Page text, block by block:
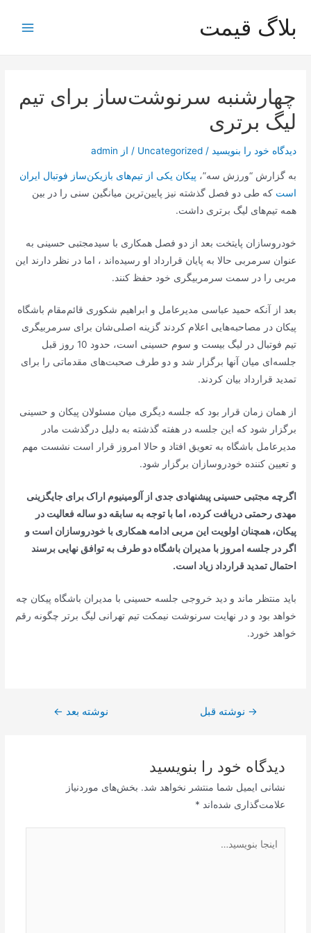
محتوا
بلاگ قیمت
چهارشنبه سرنوشت‌ساز برای تیم
لیگ برتری
دیدگاه‌ خود را بنویسید /
Uncategorized / از admin
به گزارش “ورزش سه”، پیکان یکی از تیم‌های بازیکن‌ساز فوتبال ایران
است که طی دو فصل گذشته نیز پایین‌ترین میانگین سنی را در بین
همه‌ تیم‌های لیگ برتری داشت.
خودروسازان پایتخت بعد از دو فصل همکاری با سیدمجتبی حسینی به
عنوان سرمربی حالا به پایان قرارداد او رسیده‌اند ، اما در نظر دارند این
مربی را در سمت سرمربیگری خود حفظ کنند.
بعد از آنکه حمید عباسی مدیرعامل و ابراهیم شکوری قائم‌مقام باشگاه
پیکان در مصاحبه‌هایی اعلام کردند گزینه اصلی‌شان برای سرمربیگری
تیم فوتبال در لیگ بیست و سوم حسینی است، حدود 10 روز قبل
جلسه‌ای میان آنها برگزار شد و دو طرف صحبت‌های مقدماتی را برای
تمدید قرارداد بیان کردند.
از همان زمان قرار بود که جلسه دیگری میان مسئولان پیکان و حسینی
برگزار شود که این جلسه در هفته گذشته به دلیل درگذشت مادر
مدیرعامل باشگاه به تعویق افتاد و حالا امروز قرار است نشست مهم
و تعیین کننده خودروسازان برگزار شود.
اگرچه مجتبی حسینی پیشنهادی جدی از آلومینیوم اراک برای جایگزینی
مهدی رحمتی دریافت کرده، اما با توجه به سابقه دو ساله فعالیت در
پیکان، همچنان اولویت این مربی ادامه همکاری با خودروسازان است و
اگر در جلسه امروز با مدیران باشگاه دو طرف به توافق نهایی برسند
احتمال تمدید قرارداد زیاد است.
باید منتظر ماند و دید خروجی جلسه حسینی با مدیران باشگاه پیکان چه
خواهد بود و در نهایت سرنوشت نیمکت تیم تهرانی لیگ برتر چگونه رقم
خواهد خورد.
راهبری
→ نوشته قبل نوشته بعد ←
دیدگاه‌ خود را بنویسید
نشانی ایمیل شما منتشر نخواهد شد. بخش‌های موردنیاز
علامت‌گذاری شده‌اند *
بنویسید…